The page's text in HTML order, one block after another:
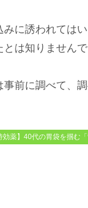
に誘われては
とは知りませんで
前に調べて、調
効薬】40代の胃袋を掴む